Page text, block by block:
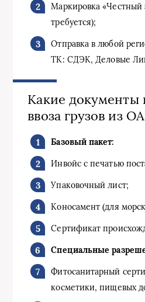
Маркировка «Честный
требуется);
Отправка в любой
ТК: СДЭК, Деловые
Какие
ввоза грузов из
Базовый пакет:
Инвойс с печатью
Упаковочный лист;
Коносамент (для
Сертификат
Специальные
Фитосанитарный
косметики, пищевых